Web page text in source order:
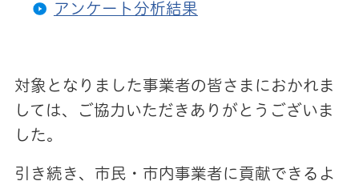
アンケート分析結果
対象となりました事業者の皆さまにおかれま
しては、ご協力いただきありがとうございま
した。
引き続き、市民・市内事業者に貢献できるよ